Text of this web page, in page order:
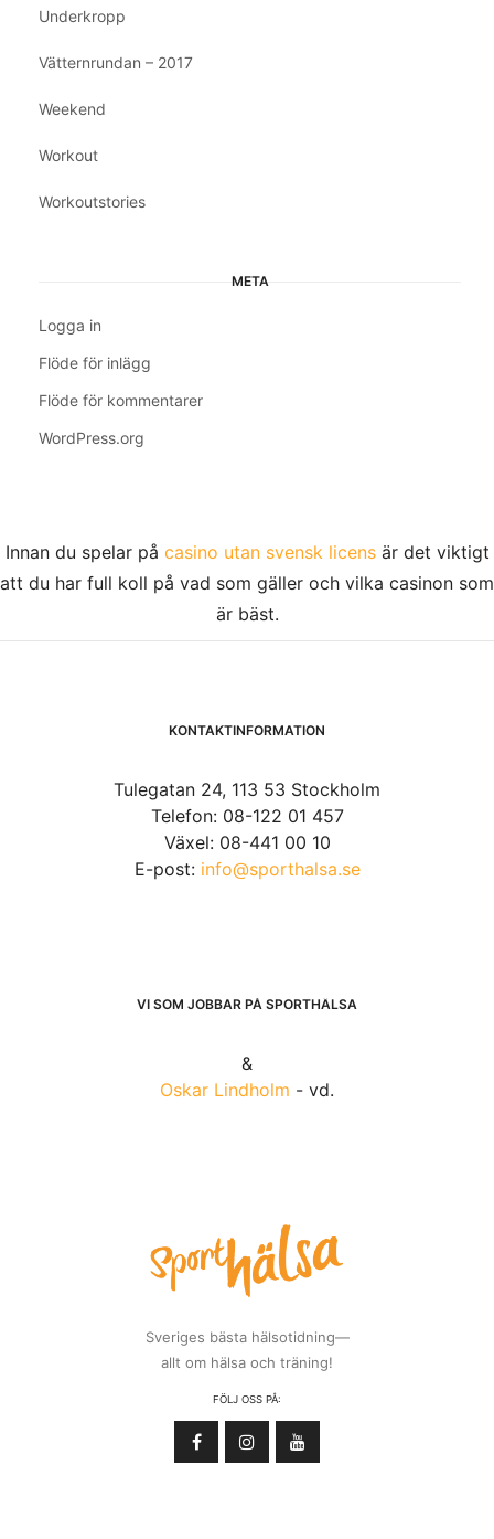
Underkropp
Vätternrundan – 2017
Weekend
Workout
Workoutstories
META
Logga in
Flöde för inlägg
Flöde för kommentarer
WordPress.org
Innan du spelar på casino utan svensk licensär det viktigt
att du har full koll på vad som gäller och vilka casinon som
är bäst.
KONTAKTINFORMATION
Tulegatan 24, 113 53 Stockholm
Telefon: 08-122 01 457
Växel: 08-441 00 10
E-post: info@sporthalsa.se
VI SOM JOBBAR PÅ SPORTHÄLSA
&
Oskar Lindholm - vd.
Sveriges bästa hälsotidning—
allt om hälsa och träning!
FÖLJ OSS PÅ: